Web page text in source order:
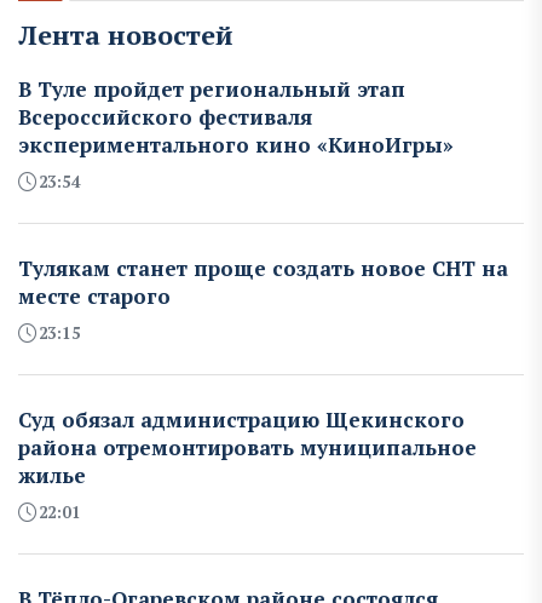
Лента новостей
В Туле пройдет региональный этап
Всероссийского фестиваля
экспериментального кино «КиноИгры»
23:54
Тулякам станет проще создать новое СНТ на
месте старого
23:15
Суд обязал администрацию Щекинского
района отремонтировать муниципальное
жилье
22:01